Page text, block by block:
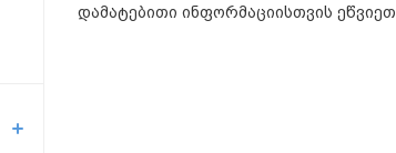
დამატებითი ინფორმაციისთვის ეწვიეთ